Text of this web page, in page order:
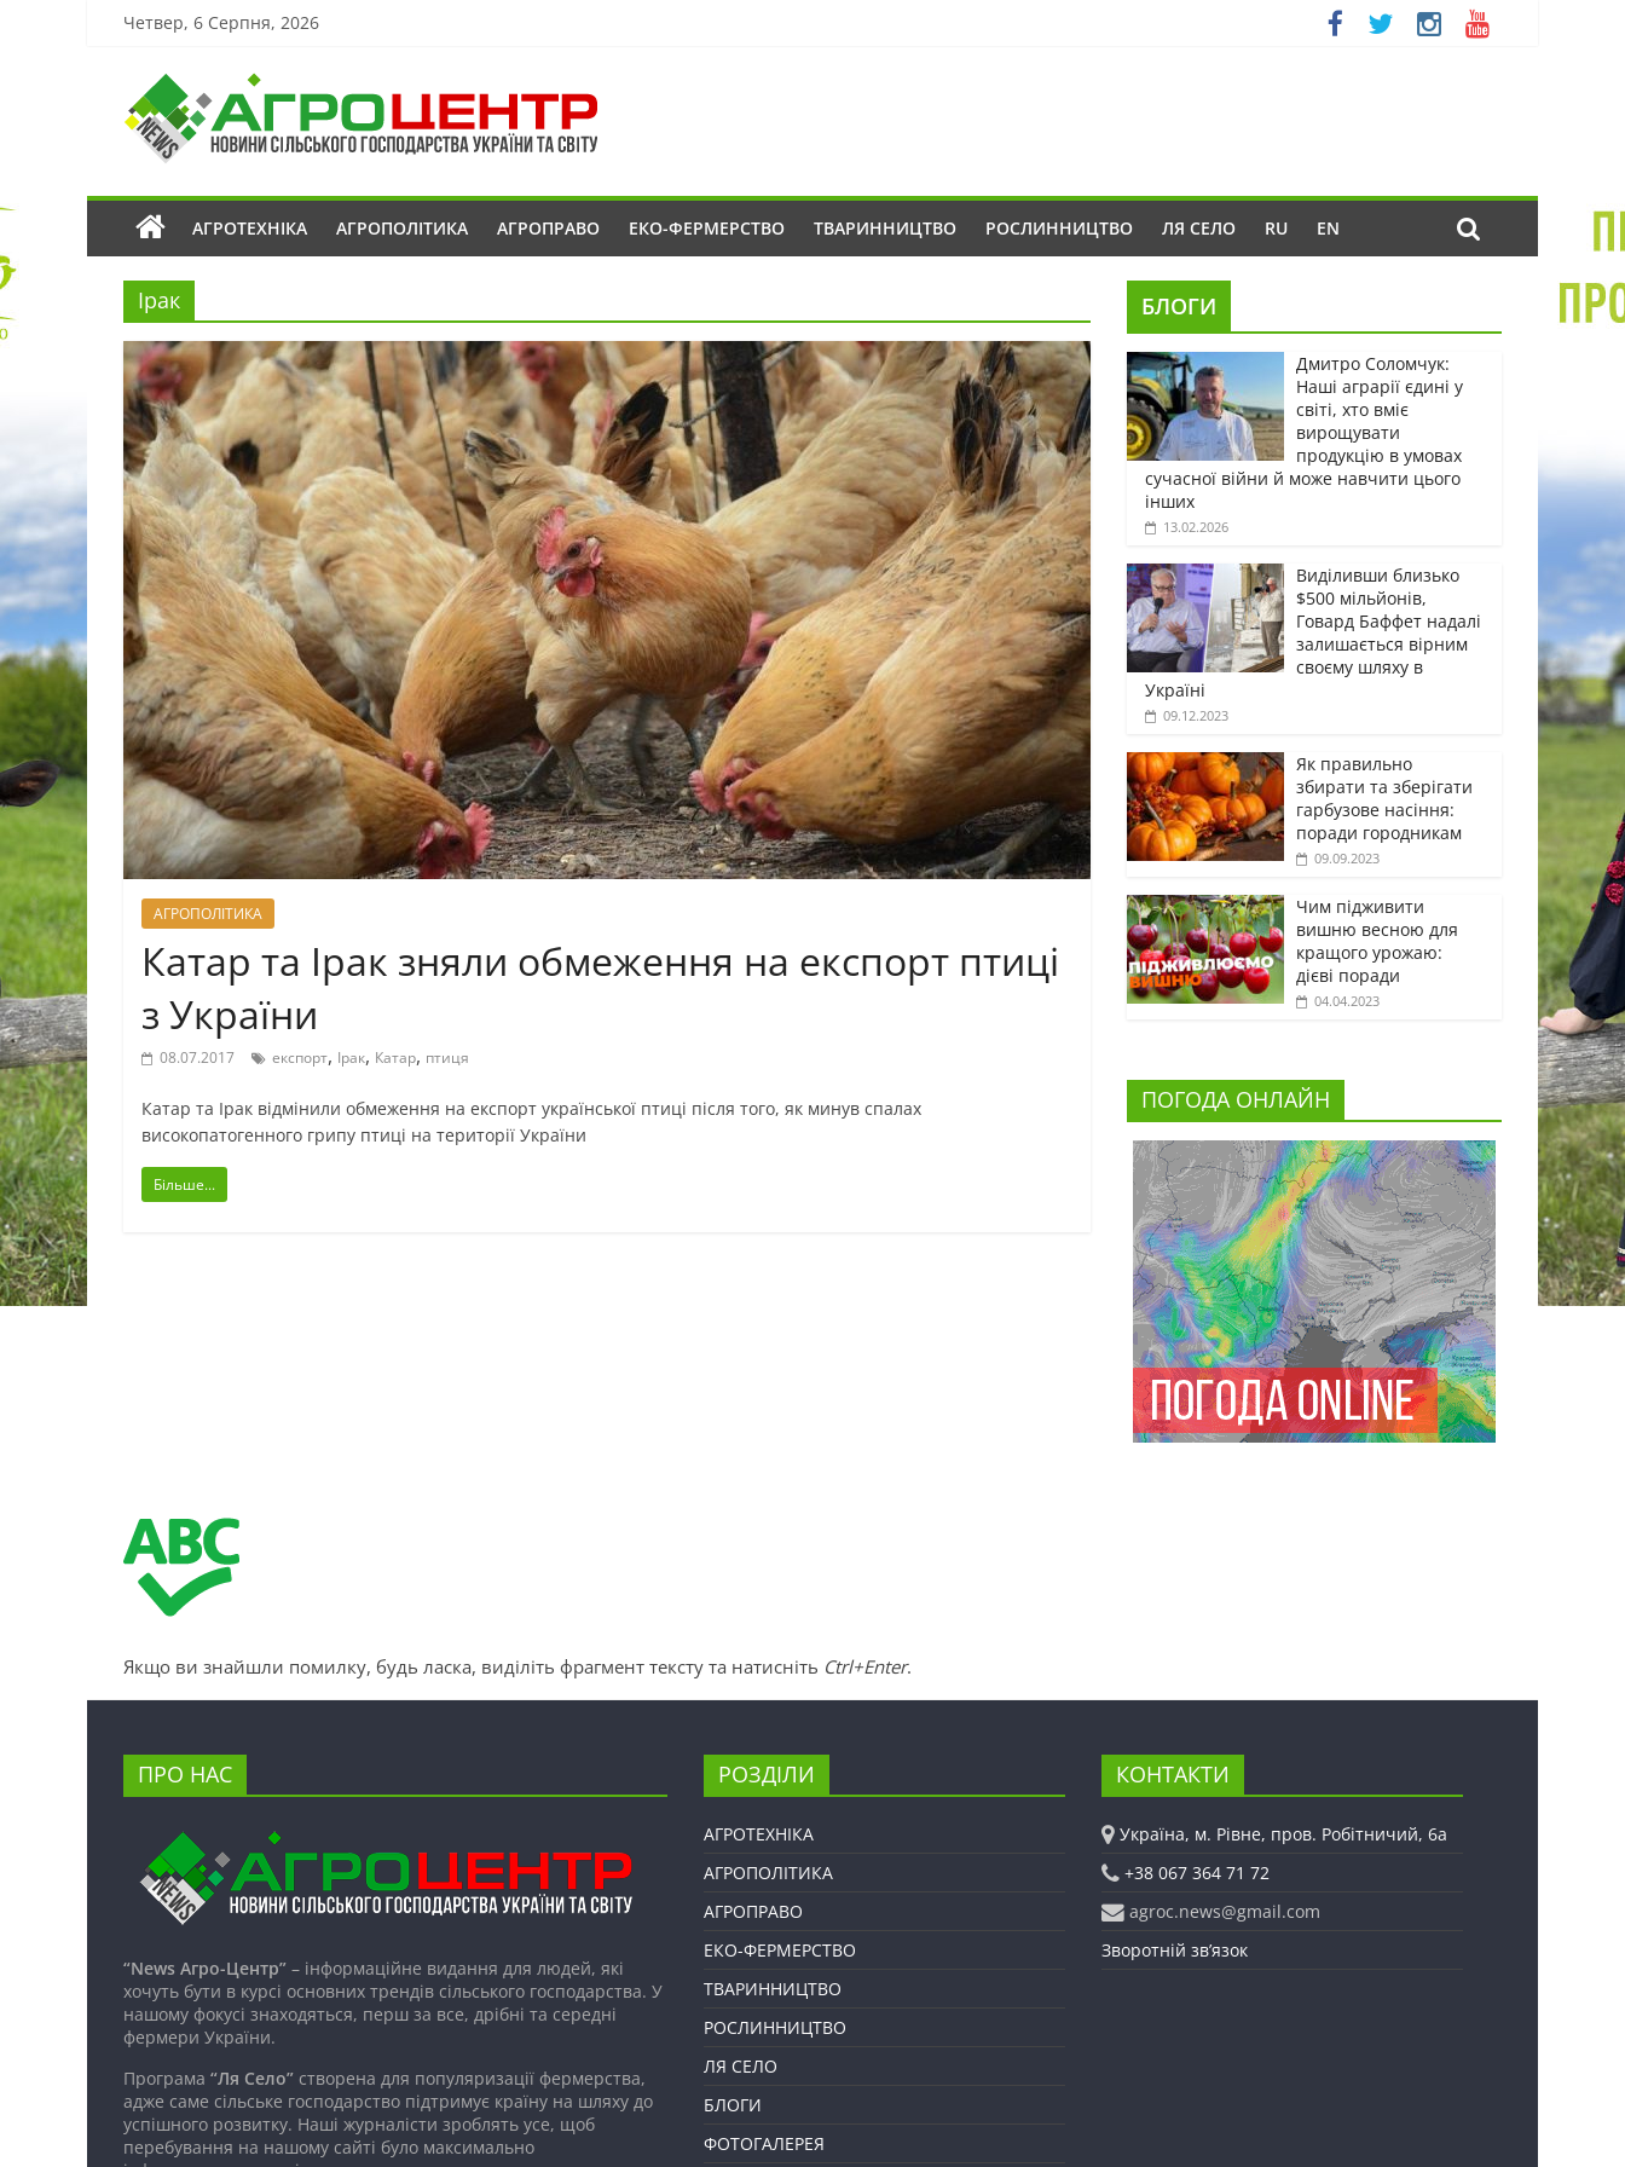
Четвер, 6 Серпня, 2026
АГРОТЕХНІКА АГРОПОЛІТИКА АГРОПРАВО ЕКО-ФЕРМЕРСТВО ТВАРИННИЦТВО РОСЛИННИЦТВО ЛЯ СЕЛО RU EN
Ірак
АГРОПОЛІТИКА
Катар та Ірак зняли обмеження на експорт птиці
з України
08.07.2017 експорт, Ірак, Катар, птиця
Катар та Ірак відмінили обмеження на експорт української птиці після того, як минув спалах
високопатогенного грипу птиці на території України
Більше...
БЛОГИ
Дмитро Соломчук:
Наші аграрії єдині у
світі, хто вміє
вирощувати
продукцію в умовах
сучасної війни й може навчити цього
інших
13.02.2026
Виділивши близько
$500 мільйонів,
Говард Баффет надалі
залишається вірним
своєму шляху в
Україні
09.12.2023
Як правильно
збирати та зберігати
гарбузове насіння:
поради городникам
09.09.2023
Чим підживити
вишню весною для
кращого урожаю:
дієві поради
04.04.2023
ПОГОДА ОНЛАЙН
Якщо ви знайшли помилку, будь ласка, виділіть фрагмент тексту та натисніть Ctrl+Enter.
ПРО НАС
“News Агро-Центр” – інформаційне видання для людей, які
хочуть бути в курсі основних трендів сільського господарства. У
нашому фокусі знаходяться, перш за все, дрібні та середні
фермери України.
Програма “Ля Село” створена для популяризації фермерства,
адже саме сільське господарство підтримує країну на шляху до
успішного розвитку. Наші журналісти зроблять усе, щоб
перебування на нашому сайті було максимально
РОЗДІЛИ
АГРОТЕХНІКА
АГРОПОЛІТИКА
АГРОПРАВО
ЕКО-ФЕРМЕРСТВО
ТВАРИННИЦТВО
РОСЛИННИЦТВО
ЛЯ СЕЛО
БЛОГИ
ФОТОГАЛЕРЕЯ
КОНТАКТИ
Україна, м. Рівне, пров. Робітничий, 6а
+38 067 364 71 72
agroc.news@gmail.com
Зворотній зв’язок